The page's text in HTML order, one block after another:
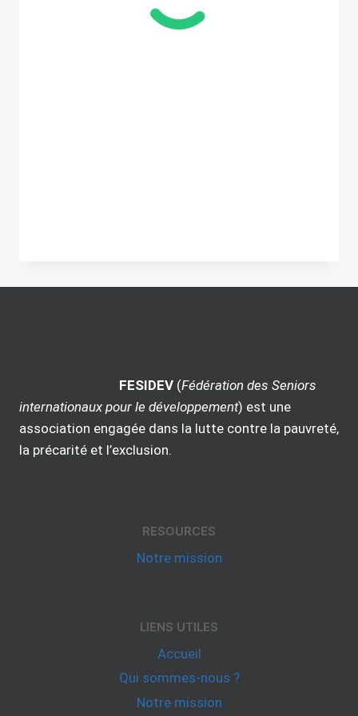
FESIDEV (Fédération des Seniors
internationaux pour le développement) est une
association engagée dans la lutte contre la pauvreté,
la précarité et l’exclusion.
RESOURCES
Notre mission
LIENS UTILES
Accueil
Qui sommes-nous ?
Notre mission